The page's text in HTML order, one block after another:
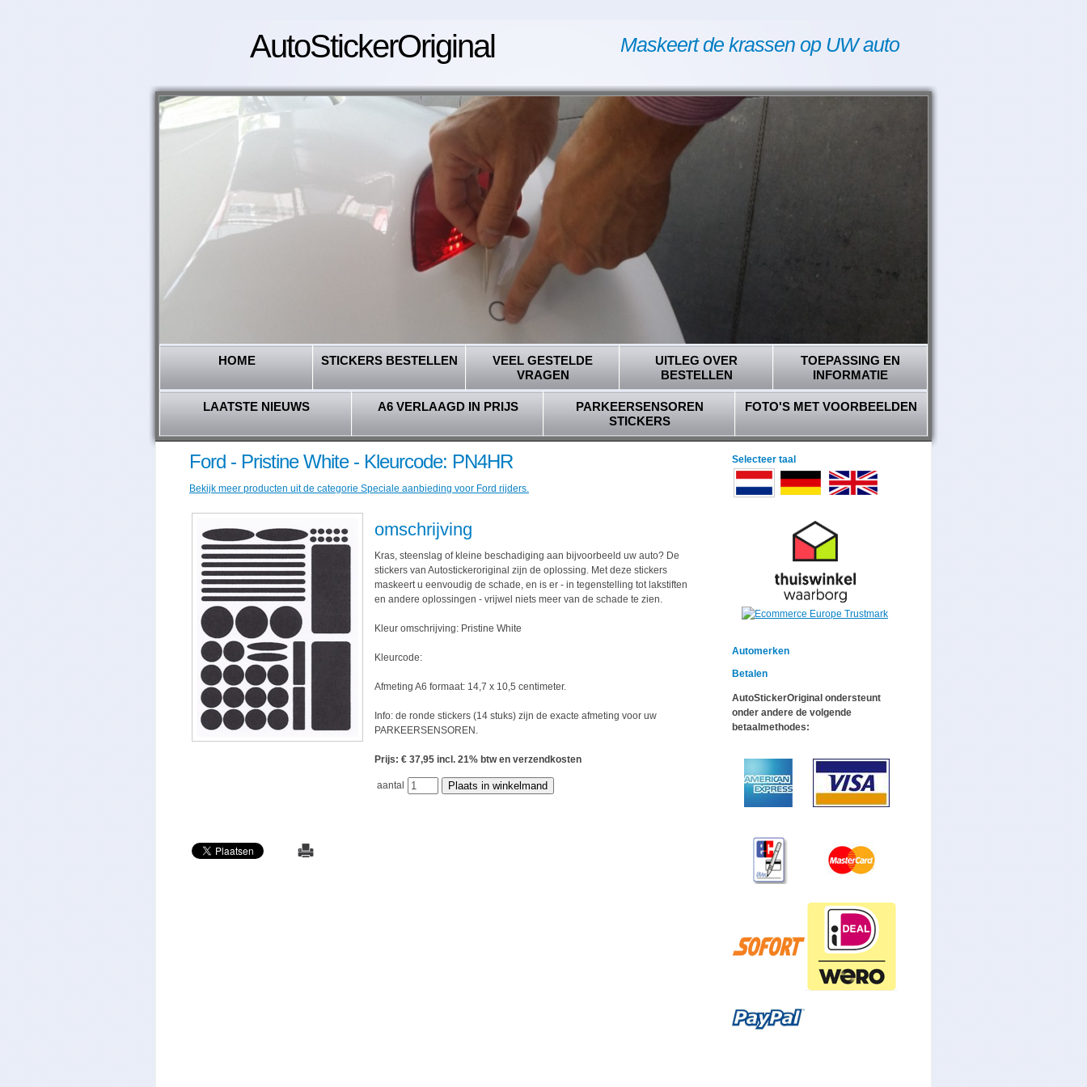
AutoStickerOriginal Maskeert de krassen op UW auto
HOME STICKERS BESTELLEN
VEEL GESTELDE
VRAGEN
UITLEG OVER
BESTELLEN
TOEPASSING EN
INFORMATIE
LAATSTE NIEUWS A6 VERLAAGD IN PRIJS
PARKEERSENSOREN
STICKERS
FOTO'S MET VOORBEELDEN
Ford - Pristine White - Kleurcode: PN4HR
Bekijk meer producten uit de categorie Speciale aanbieding voor Ford rijders.
omschrijving
Kras, steenslag of kleine beschadiging aan bijvoorbeeld uw auto? De
stickers van Autostickeroriginal zijn de oplossing. Met deze stickers
maskeert u eenvoudig de schade, en is er - in tegenstelling tot lakstiften
en andere oplossingen - vrijwel niets meer van de schade te zien.
Kleur omschrijving: Pristine White
Kleurcode:
Afmeting A6 formaat: 14,7 x 10,5 centimeter.
Info: de ronde stickers (14 stuks) zijn de exacte afmeting voor uw
PARKEERSENSOREN.
Prijs: € 37,95 incl. 21% btw en verzendkosten
aantal
Selecteer taal
Automerken
Betalen
AutoStickerOriginal ondersteunt
onder andere de volgende
betaalmethodes: